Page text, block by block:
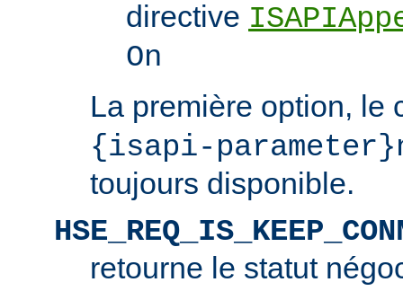
directive
On
La première option, le
{isapi-
toujours disponible.
retourne le statut